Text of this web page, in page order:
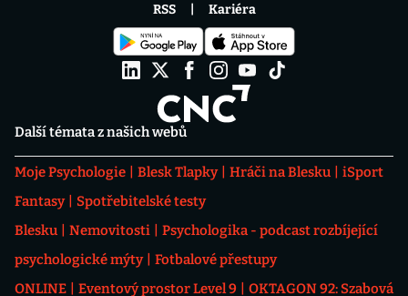
Další témata z našich webů
Moje Psychologie Blesk Tlapky Hráči na Blesku
iSport
Fantasy
Spotřebitelské testy
Blesku
Nemovitosti
Psychologika - podcast rozbíjející
psychologické mýty
Fotbalové přestupy
ONLINE
Eventový prostor Level 9
OKTAGON 92: Szabová
RSS Kariéra